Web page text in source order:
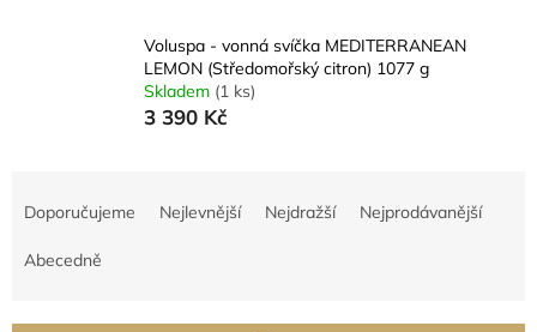
Voluspa - vonná svíčka MEDITERRANEAN
LEMON (Středomořský citron) 1077 g
Skladem (1 ks)
3 390 Kč
Doporučujeme Nejlevnější Nejdražší Nejprodávanější
Abecedně